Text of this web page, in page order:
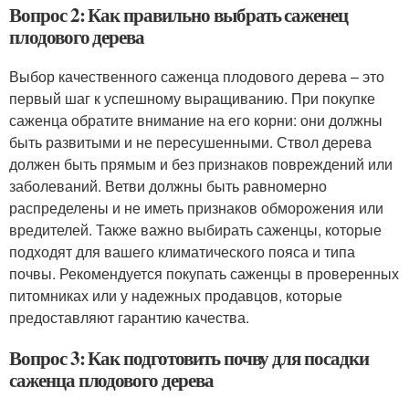
Вопрос 2: Как правильно выбрать саженец
плодового дерева
Выбор качественного саженца плодового дерева – это
первый шаг к успешному выращиванию. При покупке
саженца обратите внимание на его корни: они должны
быть развитыми и не пересушенными. Ствол дерева
должен быть прямым и без признаков повреждений или
заболеваний. Ветви должны быть равномерно
распределены и не иметь признаков обморожения или
вредителей. Также важно выбирать саженцы, которые
подходят для вашего климатического пояса и типа
почвы. Рекомендуется покупать саженцы в проверенных
питомниках или у надежных продавцов, которые
предоставляют гарантию качества.
Вопрос 3: Как подготовить почву для посадки
саженца плодового дерева